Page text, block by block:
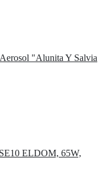
"Alunita Y Salvia
ELDOM, 65W,